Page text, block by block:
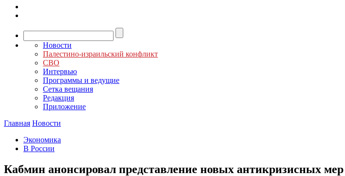
Новости
Палестино-израильский конфликт
СВО
Интервью
Программы и ведущие
Сетка вещания
Редакция
Приложение
Главная Новости
Экономика
В России
Кабмин анонсировал представление новых антикризисных